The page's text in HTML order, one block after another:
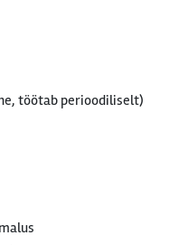
töötab perioodiliselt)